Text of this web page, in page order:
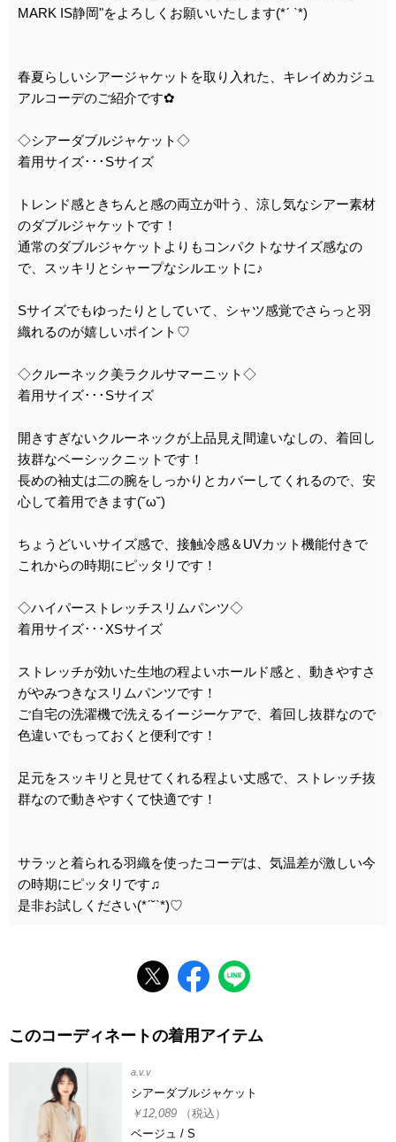
MARK IS静岡"をよろしくお願いいたします(*ˊ ˋ*)
春夏らしいシアージャケットを取り入れた、キレイめカジュ
アルコーデのご紹介です︎✿
◇シアーダブルジャケット◇
着用サイズ･･･Sサイズ
トレンド感ときちんと感の両立が叶う、涼し気なシアー素材
のダブルジャケットです！
通常のダブルジャケットよりもコンパクトなサイズ感なの
で、スッキリとシャープなシルエットに♪
Sサイズでもゆったりとしていて、シャツ感覚でさらっと羽
織れるのが嬉しいポイント♡
◇クルーネック美ラクルサマーニット◇
着用サイズ･･･Sサイズ
開きすぎないクルーネックが上品見え間違いなしの、着回し
抜群なベーシックニットです！
長めの袖丈は二の腕をしっかりとカバーしてくれるので、安
心して着用できます(˘ω˘)
ちょうどいいサイズ感で、接触冷感＆UVカット機能付きで
これからの時期にピッタリです！
◇ハイパーストレッチスリムパンツ◇
着用サイズ･･･XSサイズ
ストレッチが効いた生地の程よいホールド感と、動きやすさ
がやみつきなスリムパンツです！
ご自宅の洗濯機で洗えるイージーケアで、着回し抜群なので
色違いでもっておくと便利です！
足元をスッキリと見せてくれる程よい丈感で、ストレッチ抜
群なので動きやすくて快適です！
サラッと着られる羽織を使ったコーデは、気温差が激しい今
の時期にピッタリです♫
是非お試しください(*ˊ˘ˋ*)♡
このコーディネートの着用アイテム
a.v.v
シアーダブルジャケット
￥12,089
（税込）
ベージュ / S